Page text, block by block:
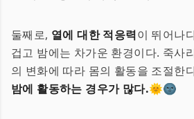
둘째로, 열에 대한 적응력이 뛰어나
겁고 밤에는 차가운 환경이다. 죽사
의 변화에 따라 몸의 활동을 조절한
밤에 활동하는 경우가 많다.🌞🌚